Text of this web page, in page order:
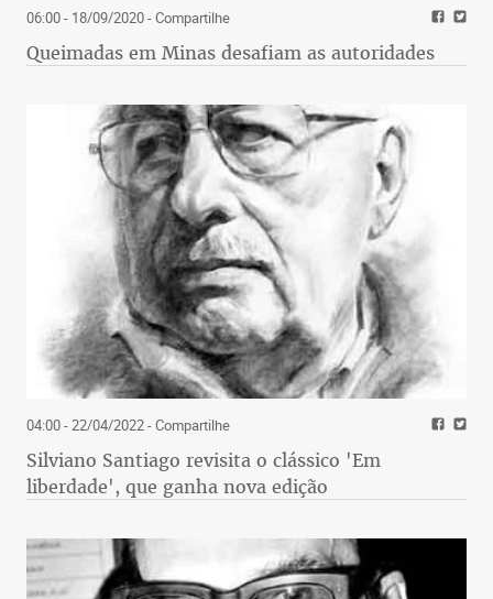
06:00 - 18/09/2020- Compartilhe
Queimadas em Minas desafiam as autoridades
04:00 - 22/04/2022- Compartilhe
Silviano Santiago revisita o clássico 'Em
liberdade', que ganha nova edição